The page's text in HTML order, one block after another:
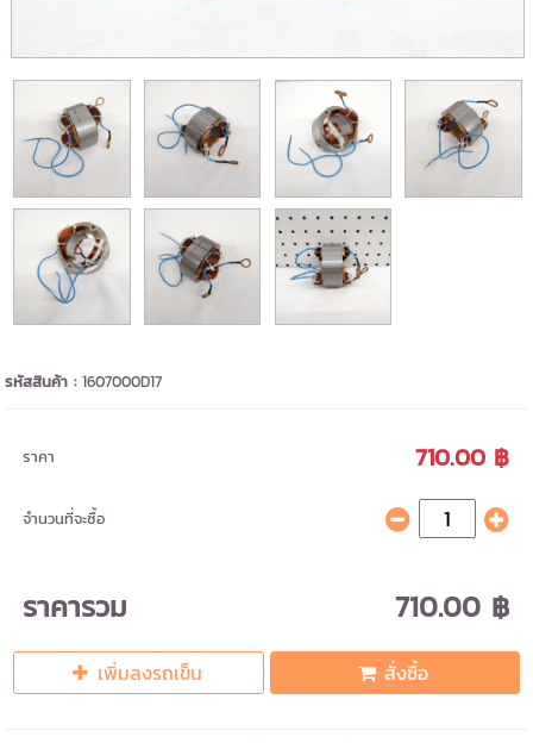
รหัสสินค้า :1607000D17
ราคา 710.00 ฿
จำนวนที่จะซื้อ
ราคารวม 710.00 ฿
เพิ่มลงรถเข็น สั่งซื้อ